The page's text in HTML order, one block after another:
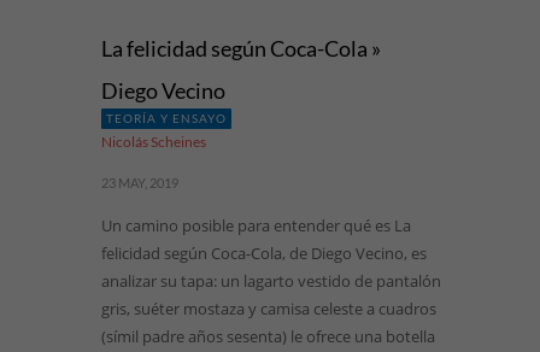
La felicidad según Coca-Cola »
Diego Vecino
TEORÍA Y ENSAYO
Nicolás Scheines
23 MAY, 2019
Un camino posible para entender qué es La
felicidad según Coca-Cola, de Diego Vecino, es
analizar su tapa: un lagarto vestido de pantalón
gris, suéter mostaza y camisa celeste a cuadros
(símil padre años sesenta) le ofrece una botella